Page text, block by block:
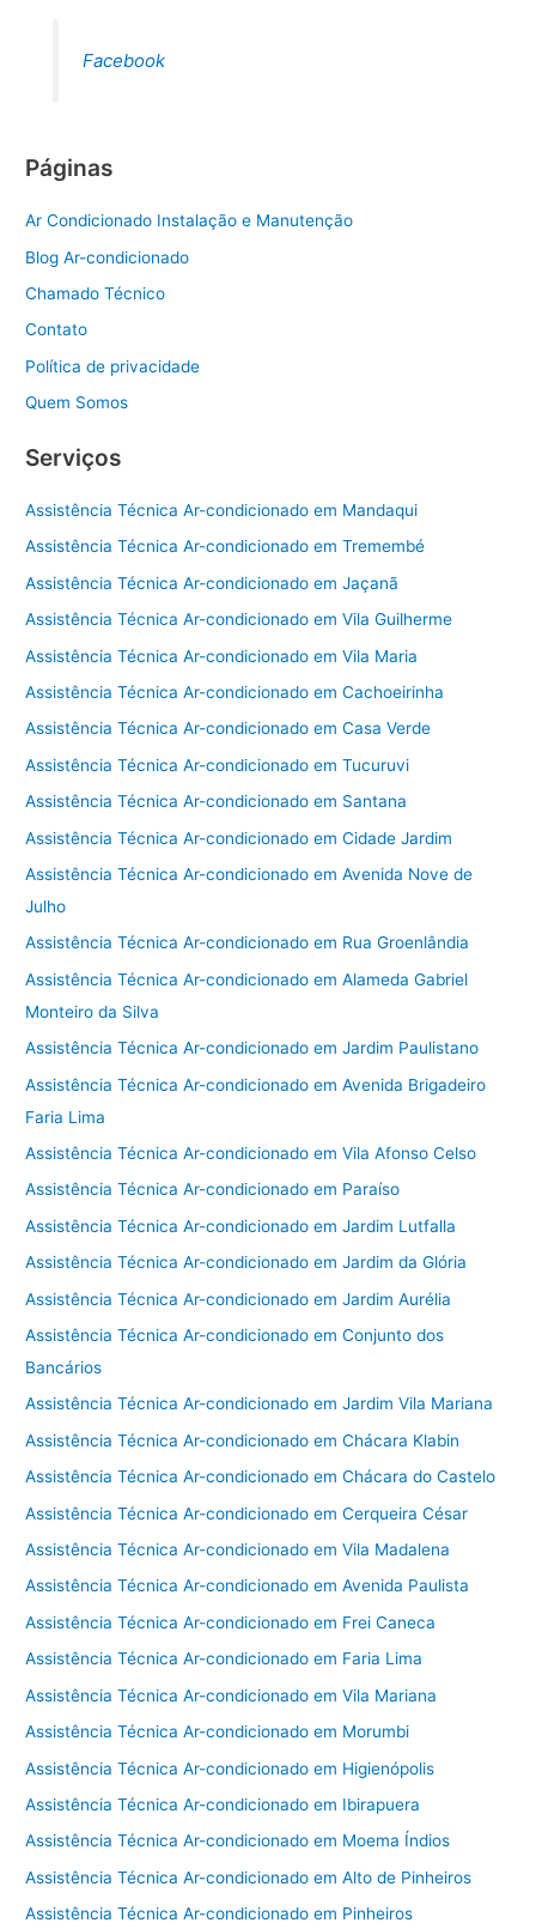
Facebook
Páginas
Ar Condicionado Instalação e Manutenção
Blog Ar-condicionado
Chamado Técnico
Contato
Política de privacidade
Quem Somos
Serviços
Assistência Técnica Ar-condicionado em Mandaqui
Assistência Técnica Ar-condicionado em Tremembé
Assistência Técnica Ar-condicionado em Jaçanã
Assistência Técnica Ar-condicionado em Vila Guilherme
Assistência Técnica Ar-condicionado em Vila Maria
Assistência Técnica Ar-condicionado em Cachoeirinha
Assistência Técnica Ar-condicionado em Casa Verde
Assistência Técnica Ar-condicionado em Tucuruvi
Assistência Técnica Ar-condicionado em Santana
Assistência Técnica Ar-condicionado em Cidade Jardim
Assistência Técnica Ar-condicionado em Avenida Nove de
Julho
Assistência Técnica Ar-condicionado em Rua Groenlândia
Assistência Técnica Ar-condicionado em Alameda Gabriel
Monteiro da Silva
Assistência Técnica Ar-condicionado em Jardim Paulistano
Assistência Técnica Ar-condicionado em Avenida Brigadeiro
Faria Lima
Assistência Técnica Ar-condicionado em Vila Afonso Celso
Assistência Técnica Ar-condicionado em Paraíso
Assistência Técnica Ar-condicionado em Jardim Lutfalla
Assistência Técnica Ar-condicionado em Jardim da Glória
Assistência Técnica Ar-condicionado em Jardim Aurélia
Assistência Técnica Ar-condicionado em Conjunto dos
Bancários
Assistência Técnica Ar-condicionado em Jardim Vila Mariana
Assistência Técnica Ar-condicionado em Chácara Klabin
Assistência Técnica Ar-condicionado em Chácara do Castelo
Assistência Técnica Ar-condicionado em Cerqueira César
Assistência Técnica Ar-condicionado em Vila Madalena
Assistência Técnica Ar-condicionado em Avenida Paulista
Assistência Técnica Ar-condicionado em Frei Caneca
Assistência Técnica Ar-condicionado em Faria Lima
Assistência Técnica Ar-condicionado em Vila Mariana
Assistência Técnica Ar-condicionado em Morumbi
Assistência Técnica Ar-condicionado em Higienópolis
Assistência Técnica Ar-condicionado em Ibirapuera
Assistência Técnica Ar-condicionado em Moema Índios
Assistência Técnica Ar-condicionado em Alto de Pinheiros
Assistência Técnica Ar-condicionado em Pinheiros